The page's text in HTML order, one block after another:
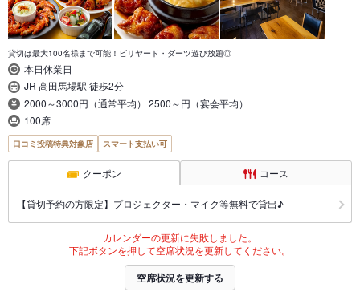
貸切は最大100名様まで可能！ビリヤード・ダーツ遊び放題◎
本日休業日
JR 高田馬場駅 徒歩2分
2000～3000円（通常平均） 2500～円（宴会平均）
100席
口コミ投稿特典対象店 スマート支払い可
クーポン コース
【貸切予約の方限定】プロジェクター・マイク等無料で貸出♪
カレンダーの更新に失敗しました。
下記ボタンを押して空席状況を更新してください。
空席状況を更新する